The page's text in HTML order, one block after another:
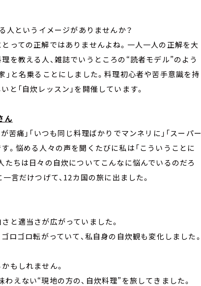
人というイメージがありませんか？
っての正解ではありませんよね。一人一人の正解を大
を教える人、雑誌でいうところの“読者モデル”のよう
」と名乗ることにしました。料理初心者や苦手意識を持
「自炊レッスン」を開催しています。
ん
痛」「いつも同じ料理ばかりでマンネリに」「スーパー
。悩める人々の声を聞くたびに私は「こういうことに
たちは日々の自炊についてこんなに悩んでいるのだろ
言だけつげて、12カ国の旅に出ました。
と適当さが広がっていました。
ロゴロ転がっていて、私自身の自炊観も変化しました。
もしれません。
えない“現地の方の、自炊料理”を旅してきました。